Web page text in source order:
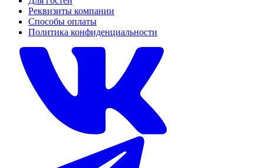
Реквизиты компании
Способы оплаты
Политика конфиденциальности